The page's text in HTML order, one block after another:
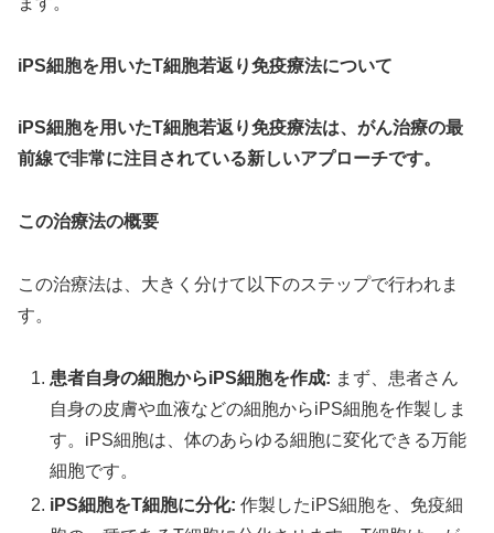
iPS細胞を用いたT細胞若返り免疫療法について
iPS細胞を用いたT細胞若返り免疫療法は、がん治療の最
前線で非常に注目されている新しいアプローチです。
この治療法の概要
この治療法は、大きく分けて以下のステップで行われま
す。
患者自身の細胞からiPS細胞を作成: まず、患者さん
自身の皮膚や血液などの細胞からiPS細胞を作製しま
す。iPS細胞は、体のあらゆる細胞に変化できる万能
細胞です。
iPS細胞をT細胞に分化: 作製したiPS細胞を、免疫細